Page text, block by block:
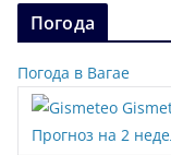
Погода
Погода в Вагае
Прогноз на 2